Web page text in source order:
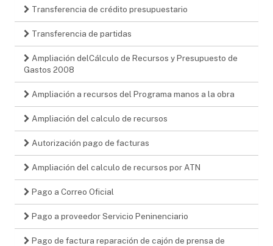
Transferencia de crédito presupuestario
Transferencia de partidas
Ampliación delCálculo de Recursos y Presupuesto de
Gastos 2008
Ampliación a recursos del Programa manos a la obra
Ampliación del calculo de recursos
Autorización pago de facturas
Ampliación del calculo de recursos por ATN
Pago a Correo Oficial
Pago a proveedor Servicio Peninenciario
Pago de factura reparación de cajón de prensa de